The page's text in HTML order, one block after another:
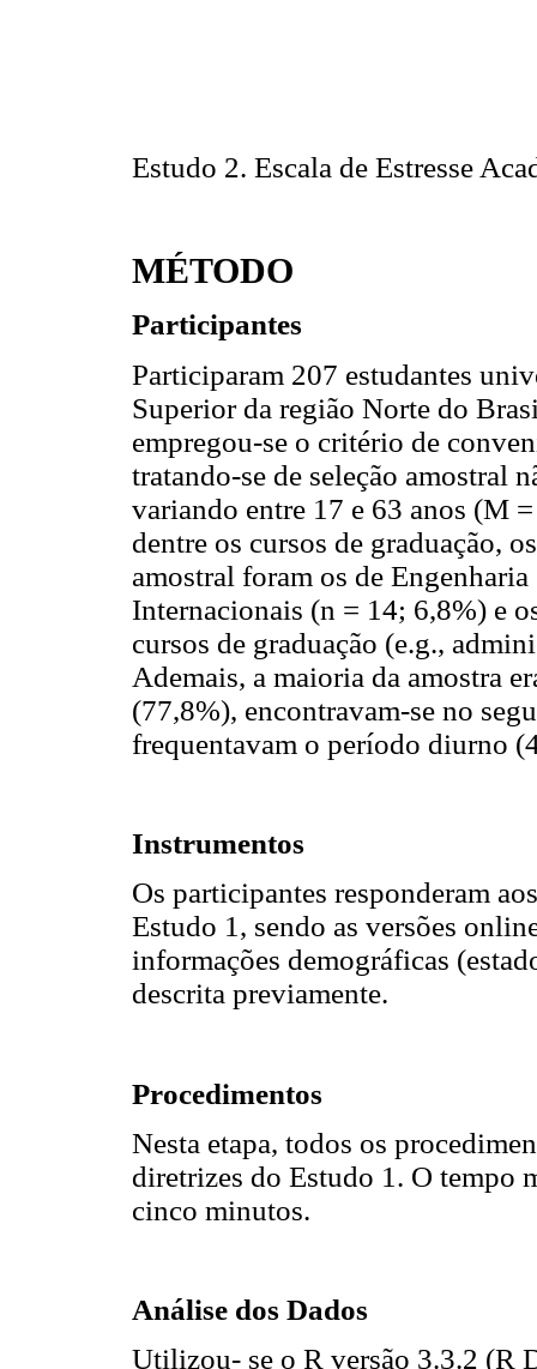
Estudo 2. Escala de Estresse
MÉTODO
Participantes
Participaram 207 estudantes
Superior da região Norte do
empregou-se o critério de
tratando-se de seleção amostral
variando entre 17 e 63 anos (M
dentre os cursos de graduação,
amostral foram os de
Internacionais (n = 14; 6,8%) e
cursos de graduação (e.g.,
Ademais, a maioria da amostra
(77,8%), encontravam-se no
frequentavam o período diurno
Instrumentos
Os participantes responderam
Estudo 1, sendo as versões
informações demográficas
descrita previamente.
Procedimentos
Nesta etapa, todos os
diretrizes do Estudo 1. O tempo
cinco minutos.
Análise dos Dados
Utilizou- se o R versão 3.3.2 (R